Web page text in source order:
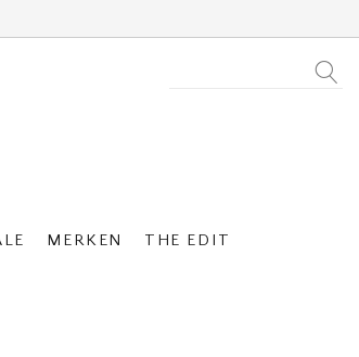
MERKEN THE EDIT